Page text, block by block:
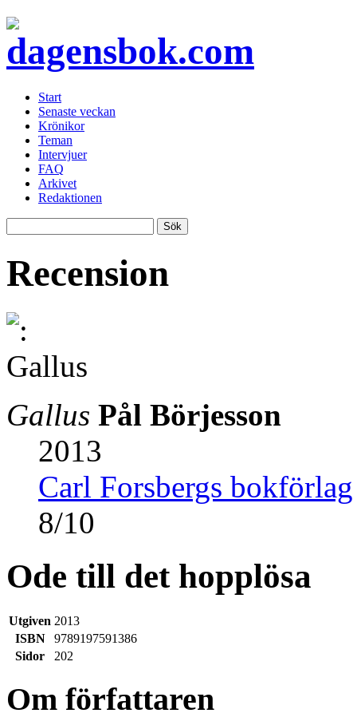
Start
Senaste veckan
Krönikor
Teman
Intervjuer
FAQ
Arkivet
Redaktionen
Recension
Gallus Pål Börjesson
2013
Carl Forsbergs bokförlag
8/10
Ode till det hopplösa
Utgiven 2013
ISBN
9789197591386
Sidor
202
Om författaren